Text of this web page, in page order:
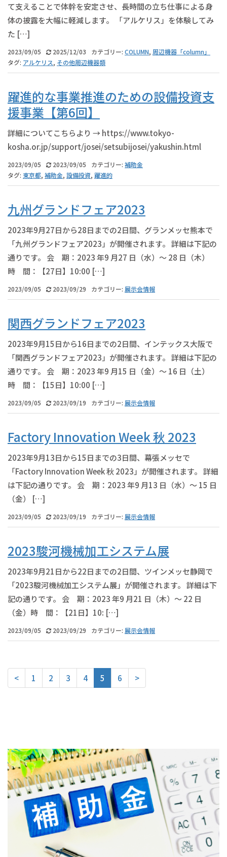
て支えることで体幹を安定させ、長時間の立ち仕事による身
体の披露を大幅に軽減します。 「アルケリス」を体験してみ
た […]
2023/09/05 2025/12/03 カテゴリー: COLUMN, 周辺機器「column」
タグ: アルケリス, その他周辺機器類
躍進的な事業推進のための設備投資支
援事業【第6回】
詳細についてこちらより → https://www.tokyo-
kosha.or.jp/support/josei/setsubijosei/yakushin.html
2023/09/05 2023/09/05 カテゴリー: 補助金
タグ: 東京都, 補助金, 設備投資, 躍進的
九州グランドフェア2023
2023年9月27日から28日までの2日間、グランメッセ熊本で
「九州グランドフェア2023」が開催されます。 詳細は下記の
通りです。 会 期：2023 年9 月27 日（水）～ 28 日（木）
時 間：【27日】10:00 […]
2023/09/05 2023/09/29 カテゴリー: 展示会情報
関西グランドフェア2023
2023年9月15日から16日までの2日間、インテックス大阪で
「関西グランドフェア2023」が開催されます。 詳細は下記の
通りです。 会 期：2023 年9 月15 日（金）～ 16 日（土）
時 間：【15日】10:00 […]
2023/09/05 2023/09/19 カテゴリー: 展示会情報
Factory Innovation Week 秋 2023
2023年9月13日から15日までの3日間、幕張メッセで
「Factory Innovation Week 秋 2023」が開催されます。 詳細
は下記の通りです。 会 期：2023 年9 月13 日（水）～ 15 日
（金） […]
2023/09/05 2023/09/19 カテゴリー: 展示会情報
2023駿河機械加工システム展
2023年9月21日から22日までの2日間、ツインメッセ静岡で
「2023駿河機械加工システム展」が開催されます。 詳細は下
記の通りです。 会 期：2023 年9 月21 日（木）～ 22 日
（金）時 間：【21日】10: […]
2023/09/05 2023/09/29 カテゴリー: 展示会情報
< 1 2 3 4 5 6 >